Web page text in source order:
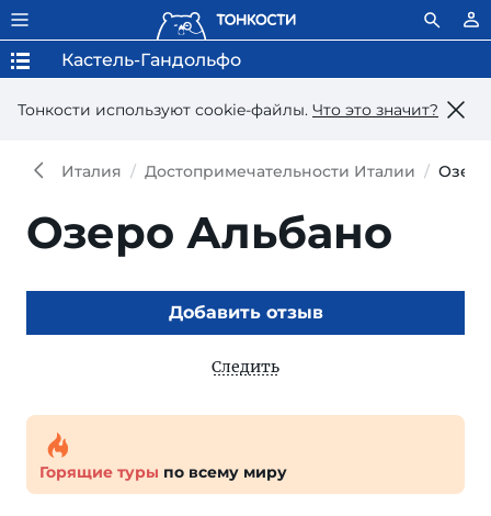
Тонкости используют сookie-файлы. Что это значит?
Кастель-Гандольфо
Италия Достопримечательности Италии
Озеро Альбано
Добавить отзыв
Следить
Горящие туры по всему миру